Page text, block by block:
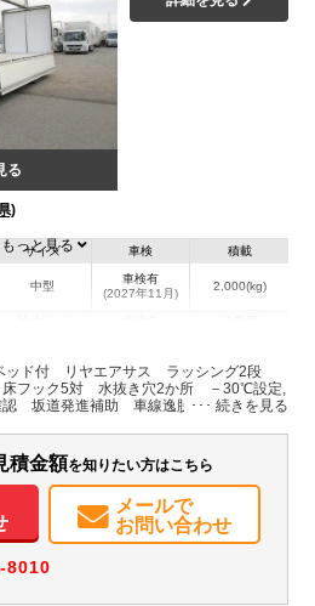
る
)
サイズ
中型
車検
車検有
(2027年11月)
積載
2,000(kg)
W:2,490
H:3,380
無
ンドウ ABS エアバッグ
電動格納ミラー
含む） メンテナンスノート（保証書）
もっと見る
ド付 リヤエアサス ラッシング2段
フック5対 水抜き穴2か所 －30℃設定,
認 坂道発進補助 車線逸脱警報 衝突被
積金額を知りたい方はこちら
メールで
お問い合わせ
8010